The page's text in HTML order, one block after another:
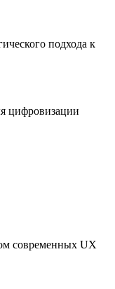
подхода к
цифровизации
современных UX